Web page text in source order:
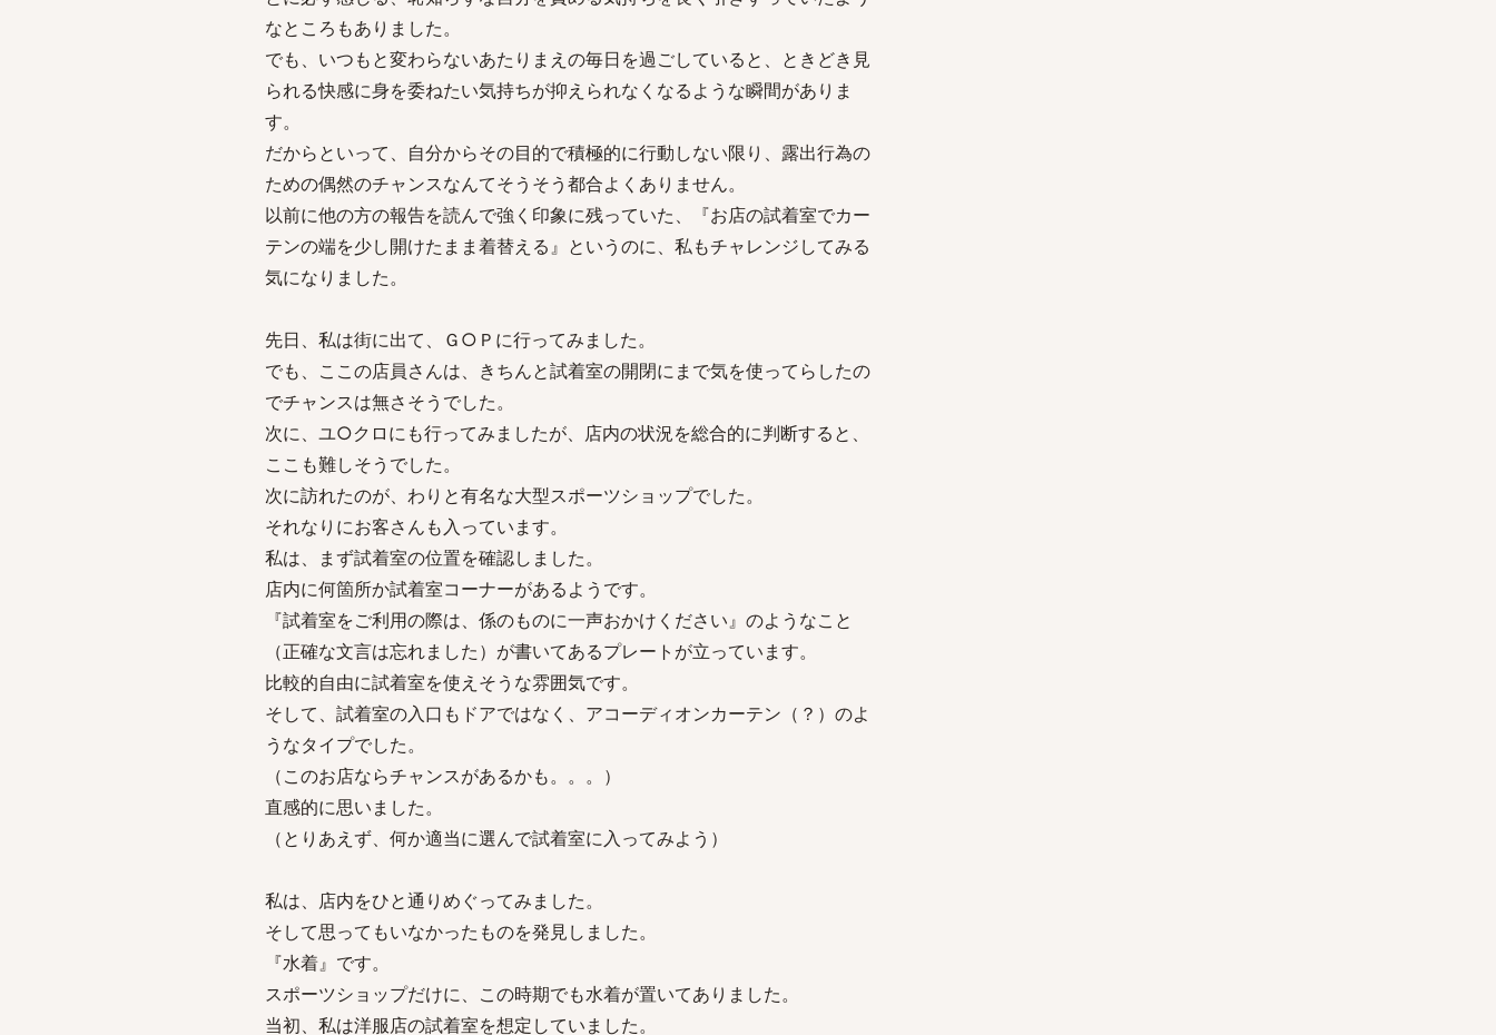
なところもありました。
でも、いつもと変わらないあたりまえの毎日を過ごしていると、ときどき見
られる快感に身を委ねたい気持ちが抑えられなくなるような瞬間がありま
す。
だからといって、自分からその目的で積極的に行動しない限り、露出行為の
ための偶然のチャンスなんてそうそう都合よくありません。
以前に他の方の報告を読んで強く印象に残っていた、『お店の試着室でカー
テンの端を少し開けたまま着替える』というのに、私もチャレンジしてみる
気になりました。
先日、私は街に出て、Ｇ○Ｐに行ってみました。
でも、ここの店員さんは、きちんと試着室の開閉にまで気を使ってらしたの
でチャンスは無さそうでした。
次に、ユ○クロにも行ってみましたが、店内の状況を総合的に判断すると、
ここも難しそうでした。
次に訪れたのが、わりと有名な大型スポーツショップでした。
それなりにお客さんも入っています。
私は、まず試着室の位置を確認しました。
店内に何箇所か試着室コーナーがあるようです。
『試着室をご利用の際は、係のものに一声おかけください』のようなこと
（正確な文言は忘れました）が書いてあるプレートが立っています。
比較的自由に試着室を使えそうな雰囲気です。
そして、試着室の入口もドアではなく、アコーディオンカーテン（？）のよ
うなタイプでした。
（このお店ならチャンスがあるかも。。。）
直感的に思いました。
（とりあえず、何か適当に選んで試着室に入ってみよう）
私は、店内をひと通りめぐってみました。
そして思ってもいなかったものを発見しました。
『水着』です。
スポーツショップだけに、この時期でも水着が置いてありました。
当初、私は洋服店の試着室を想定していました。